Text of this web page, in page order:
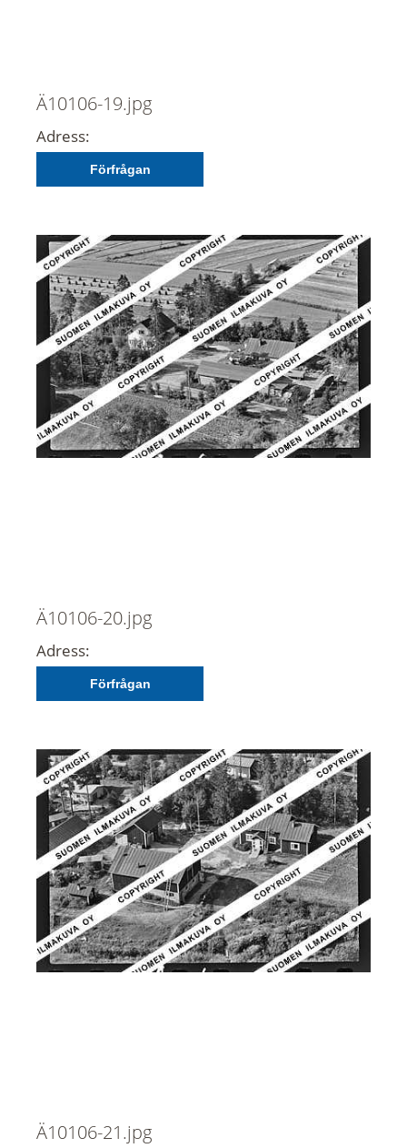
Ä10106-19.jpg
Adress:
Förfrågan
Ä10106-20.jpg
Adress:
Förfrågan
Ä10106-21.jpg